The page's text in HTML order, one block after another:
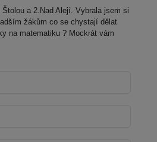
a 2.Nad Alejí. Vybrala jsem si
žákům co se chystají dělat
na matematiku ? Mockrát vám